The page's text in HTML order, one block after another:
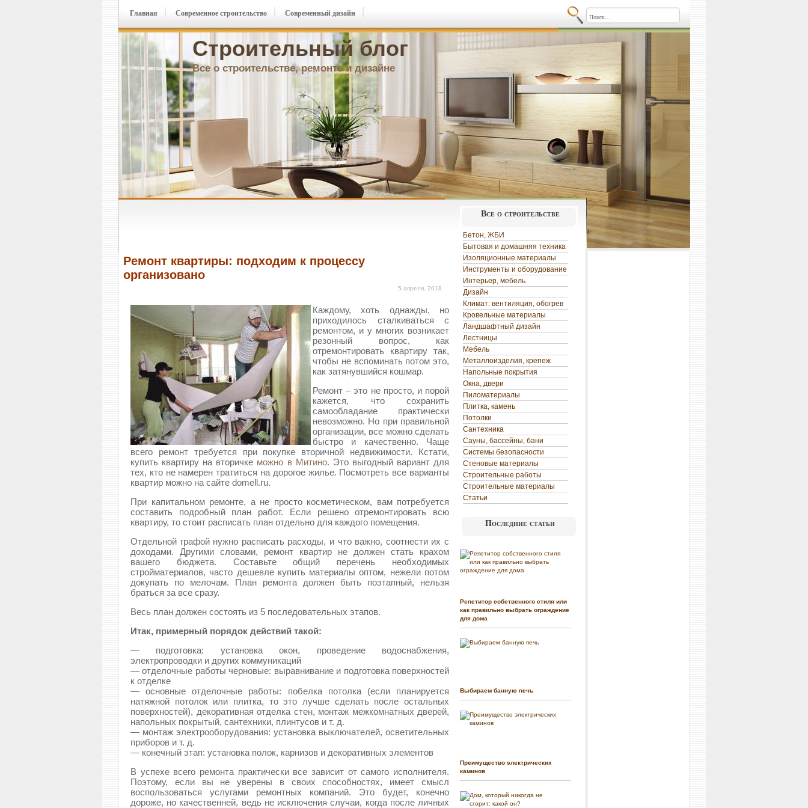
Строительный блог
Все о строительстве, ремонте и дизайне
Главная Современное строительство Современный дизайн
Ремонт квартиры: подходим к процессу
организовано
5 апреля, 2018
Каждому, хоть однажды, но
приходилось сталкиваться с
ремонтом, и у многих возникает
резонный вопрос, как
отремонтировать квартиру так,
чтобы не вспоминать потом это,
как затянувшийся кошмар.
Ремонт – это не просто, и порой
кажется, что сохранить
самообладание практически
невозможно. Но при правильной
организации, все можно сделать
быстро и качественно. Чаще
всего ремонт требуется при покупке вторичной недвижимости. Кстати,
купить квартиру на вторичке можно в Митино. Это выгодный вариант для
тех, кто не намерен тратиться на дорогое жилье. Посмотреть все варианты
квартир можно на сайте domell.ru.
При капитальном ремонте, а не просто косметическом, вам потребуется
составить подробный план работ. Если решено отремонтировать всю
квартиру, то стоит расписать план отдельно для каждого помещения.
Отдельной графой нужно расписать расходы, и что важно, соотнести их с
доходами. Другими словами, ремонт квартир не должен стать крахом
вашего бюджета. Составьте общий перечень необходимых
стройматериалов, часто дешевле купить материалы оптом, нежели потом
докупать по мелочам. План ремонта должен быть поэтапный, нельзя
браться за все сразу.
Весь план должен состоять из 5 последовательных этапов.
Итак, примерный порядок действий такой:
— подготовка: установка окон, проведение водоснабжения,
электропроводки и других коммуникаций
— отделочные работы черновые: выравнивание и подготовка поверхностей
к отделке
— основные отделочные работы: побелка потолка (если планируется
натяжной потолок или плитка, то это лучше сделать после остальных
поверхностей), декоративная отделка стен, монтаж межкомнатных дверей,
напольных покрытый, сантехники, плинтусов и т. д.
— монтаж электрооборудования: установка выключателей, осветительных
приборов и т. д.
— конечный этап: установка полок, карнизов и декоративных элементов
В успехе всего ремонта практически все зависит от самого исполнителя.
Поэтому, если вы не уверены в своих способностях, имеет смысл
воспользоваться услугами ремонтных компаний. Это будет, конечно
дороже, но качественней, ведь не исключения случаи, когда после личных
Все о строительстве
Бетон, ЖБИ
Бытовая и домашняя техника
Изоляционные материалы
Инструменты и оборудование
Интерьер, мебель
Дизайн
Климат: вентиляция, обогрев
Кровельные материалы
Ландшафтный дизайн
Лестницы
Мебель
Металлоизделия, крепеж
Напольные покрытия
Окна, двери
Пиломатериалы
Плитка, камень
Потолки
Сантехника
Сауны, бассейны, бани
Системы безопасности
Стеновые материалы
Строительные работы
Строительные материалы
Статьи
Последние статьи
Репетитор собственного стиля или
как правильно выбрать ограждение
для дома
Выбираем банную печь
Преимущество электрических
каминов